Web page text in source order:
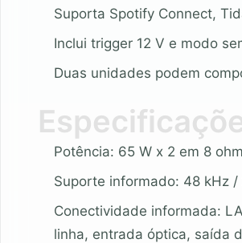
Suporta Spotify Connect,
Inclui trigger 12 V e modo
Duas unidades podem
Potência: 65 W x 2 em 8
Suporte informado: 48 kHz
Conectividade informada:
linha, entrada óptica, saída